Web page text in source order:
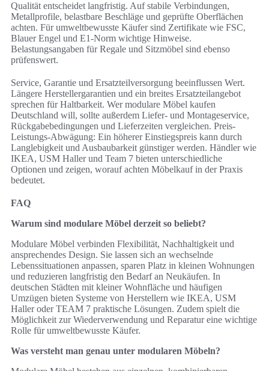
Qualität entscheidet langfristig. Auf stabile Verbindungen,
Metallprofile, belastbare Beschläge und geprüfte Oberflächen
achten. Für umweltbewusste Käufer sind Zertifikate wie FSC,
Blauer Engel und E1‑Norm wichtige Hinweise.
Belastungsangaben für Regale und Sitzmöbel sind ebenso
prüfenswert.
Service, Garantie und Ersatzteilversorgung beeinflussen Wert.
Längere Herstellergarantien und ein breites Ersatzteilangebot
sprechen für Haltbarkeit. Wer modulare Möbel kaufen
Deutschland will, sollte außerdem Liefer‑ und Montageservice,
Rückgabebedingungen und Lieferzeiten vergleichen. Preis-
Leistungs-Abwägung: Ein höherer Einstiegspreis kann durch
Langlebigkeit und Ausbaubarkeit günstiger werden. Händler wie
IKEA, USM Haller und Team 7 bieten unterschiedliche
Optionen und zeigen, worauf achten Möbelkauf in der Praxis
bedeutet.
FAQ
Warum sind modulare Möbel derzeit so beliebt?
Modulare Möbel verbinden Flexibilität, Nachhaltigkeit und
ansprechendes Design. Sie lassen sich an wechselnde
Lebenssituationen anpassen, sparen Platz in kleinen Wohnungen
und reduzieren langfristig den Bedarf an Neukäufen. In
deutschen Städten mit kleiner Wohnfläche und häufigen
Umzügen bieten Systeme von Herstellern wie IKEA, USM
Haller oder TEAM 7 praktische Lösungen. Zudem spielt die
Möglichkeit zur Wiederverwendung und Reparatur eine wichtige
Rolle für umweltbewusste Käufer.
Was versteht man genau unter modularen Möbeln?